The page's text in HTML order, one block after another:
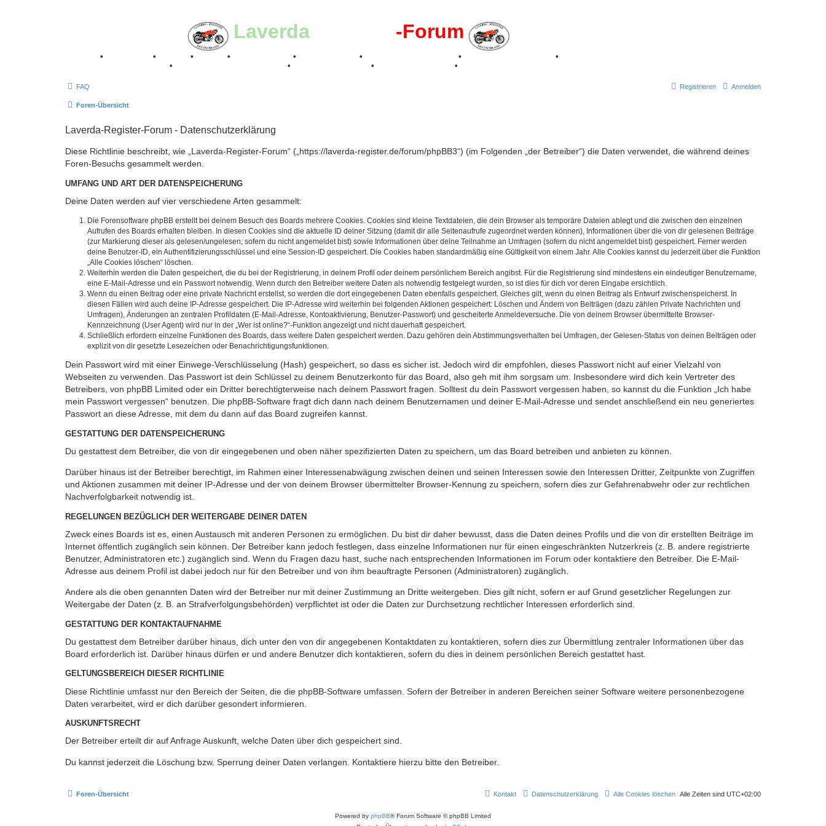
Laverda -Forum
• • • • • • •
•
• • • •
FAQ Anmelden
Registrieren
Foren-Übersicht
Laverda-Register-Forum - Datenschutzerklärung
Diese Richtlinie beschreibt, wie „Laverda-Register-Forum“ („https://laverda-register.de/forum/phpBB3“) (im Folgenden „der Betreiber“) die Daten verwendet, die während deines
Foren-Besuchs gesammelt werden.
UMFANG UND ART DER DATENSPEICHERUNG
Deine Daten werden auf vier verschiedene Arten gesammelt:
Die Forensoftware phpBB erstellt bei deinem Besuch des Boards mehrere Cookies. Cookies sind kleine Textdateien, die dein Browser als temporäre Dateien ablegt und die zwischen den einzelnen
Aufrufen des Boards erhalten bleiben. In diesen Cookies sind die aktuelle ID deiner Sitzung (damit dir alle Seitenaufrufe zugeordnet werden können), Informationen über die von dir gelesenen Beiträge
(zur Markierung dieser als gelesen/ungelesen; sofern du nicht angemeldet bist) sowie Informationen über deine Teilnahme an Umfragen (sofern du nicht angemeldet bist) gespeichert. Ferner werden
deine Benutzer-ID, ein Authentifizierungsschlüssel und eine Session-ID gespeichert. Die Cookies haben standardmäßig eine Gültigkeit von einem Jahr. Alle Cookies kannst du jederzeit über die Funktion
„Alle Cookies löschen“ löschen.
Weiterhin werden die Daten gespeichert, die du bei der Registrierung, in deinem Profil oder deinem persönlichem Bereich angibst. Für die Registrierung sind mindestens ein eindeutiger Benutzername,
eine E-Mail-Adresse und ein Passwort notwendig. Wenn durch den Betreiber weitere Daten als notwendig festgelegt wurden, so ist dies für dich vor deren Eingabe ersichtlich.
Wenn du einen Beitrag oder eine private Nachricht erstellst, so werden die dort eingegebenen Daten ebenfalls gespeichert. Gleiches gilt, wenn du einen Beitrag als Entwurf zwischenspeicherst. In
diesen Fällen wird auch deine IP-Adresse gespeichert. Die IP-Adresse wird weiterhin bei folgenden Aktionen gespeichert: Löschen und Ändern von Beiträgen (dazu zählen Private Nachrichten und
Umfragen), Änderungen an zentralen Profildaten (E-Mail-Adresse, Kontoaktivierung, Benutzer-Passwort) und gescheiterte Anmeldeversuche. Die von deinem Browser übermittelte Browser-
Kennzeichnung (User Agent) wird nur in der „Wer ist online?“-Funktion angezeigt und nicht dauerhaft gespeichert.
Schließlich erfordern einzelne Funktionen des Boards, dass weitere Daten gespeichert werden. Dazu gehören dein Abstimmungsverhalten bei Umfragen, der Gelesen-Status von deinen Beiträgen oder
explizit von dir gesetzte Lesezeichen oder Benachrichtigungsfunktionen.
Dein Passwort wird mit einer Einwege-Verschlüsselung (Hash) gespeichert, so dass es sicher ist. Jedoch wird dir empfohlen, dieses Passwort nicht auf einer Vielzahl von
Webseiten zu verwenden. Das Passwort ist dein Schlüssel zu deinem Benutzerkonto für das Board, also geh mit ihm sorgsam um. Insbesondere wird dich kein Vertreter des
Betreibers, von phpBB Limited oder ein Dritter berechtigterweise nach deinem Passwort fragen. Solltest du dein Passwort vergessen haben, so kannst du die Funktion „Ich habe
mein Passwort vergessen“ benutzen. Die phpBB-Software fragt dich dann nach deinem Benutzernamen und deiner E-Mail-Adresse und sendet anschließend ein neu generiertes
Passwort an diese Adresse, mit dem du dann auf das Board zugreifen kannst.
GESTATTUNG DER DATENSPEICHERUNG
Du gestattest dem Betreiber, die von dir eingegebenen und oben näher spezifizierten Daten zu speichern, um das Board betreiben und anbieten zu können.
Darüber hinaus ist der Betreiber berechtigt, im Rahmen einer Interessenabwägung zwischen deinen und seinen Interessen sowie den Interessen Dritter, Zeitpunkte von Zugriffen
und Aktionen zusammen mit deiner IP-Adresse und der von deinem Browser übermittelter Browser-Kennung zu speichern, sofern dies zur Gefahrenabwehr oder zur rechtlichen
Nachverfolgbarkeit notwendig ist.
REGELUNGEN BEZÜGLICH DER WEITERGABE DEINER DATEN
Zweck eines Boards ist es, einen Austausch mit anderen Personen zu ermöglichen. Du bist dir daher bewusst, dass die Daten deines Profils und die von dir erstellten Beiträge im
Internet öffentlich zugänglich sein können. Der Betreiber kann jedoch festlegen, dass einzelne Informationen nur für einen eingeschränkten Nutzerkreis (z. B. andere registrierte
Benutzer, Administratoren etc.) zugänglich sind. Wenn du Fragen dazu hast, suche nach entsprechenden Informationen im Forum oder kontaktiere den Betreiber. Die E-Mail-
Adresse aus deinem Profil ist dabei jedoch nur für den Betreiber und von ihm beauftragte Personen (Administratoren) zugänglich.
Andere als die oben genannten Daten wird der Betreiber nur mit deiner Zustimmung an Dritte weitergeben. Dies gilt nicht, sofern er auf Grund gesetzlicher Regelungen zur
Weitergabe der Daten (z. B. an Strafverfolgungsbehörden) verpflichtet ist oder die Daten zur Durchsetzung rechtlicher Interessen erforderlich sind.
GESTATTUNG DER KONTAKTAUFNAHME
Du gestattest dem Betreiber darüber hinaus, dich unter den von dir angegebenen Kontaktdaten zu kontaktieren, sofern dies zur Übermittlung zentraler Informationen über das
Board erforderlich ist. Darüber hinaus dürfen er und andere Benutzer dich kontaktieren, sofern du dies in deinem persönlichen Bereich gestattet hast.
GELTUNGSBEREICH DIESER RICHTLINIE
Diese Richtlinie umfasst nur den Bereich der Seiten, die die phpBB-Software umfassen. Sofern der Betreiber in anderen Bereichen seiner Software weitere personenbezogene
Daten verarbeitet, wird er dich darüber gesondert informieren.
AUSKUNFTSRECHT
Der Betreiber erteilt dir auf Anfrage Auskunft, welche Daten über dich gespeichert sind.
Du kannst jederzeit die Löschung bzw. Sperrung deiner Daten verlangen. Kontaktiere hierzu bitte den Betreiber.
Foren-Übersicht Alle Zeiten sind UTC+02:00
Alle Cookies löschen
Datenschutzerklärung
Kontakt
Powered by phpBB® Forum Software © phpBB Limited